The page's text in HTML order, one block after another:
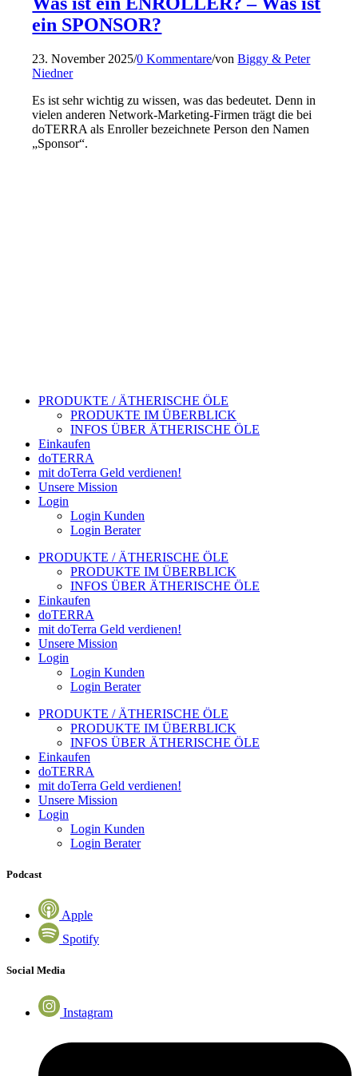
ein SPONSOR?
23. November 2025/0 Kommentare/vonBiggy & Peter
Niedner
Es ist sehr wichtig zu wissen, was das bedeutet. Denn in
vielen anderen Network-Marketing-Firmen trägt die bei
doTERRA als Enroller bezeichnete Person den Namen
„Sponsor“.
PRODUKTE / ÄTHERISCHE ÖLE
PRODUKTE IM ÜBERBLICK
INFOS ÜBER ÄTHERISCHE ÖLE
Einkaufen
doTERRA
mit doTerra Geld verdienen!
Unsere Mission
Login
Login Kunden
Login Berater
PRODUKTE / ÄTHERISCHE ÖLE
PRODUKTE IM ÜBERBLICK
INFOS ÜBER ÄTHERISCHE ÖLE
Einkaufen
doTERRA
mit doTerra Geld verdienen!
Unsere Mission
Login
Login Kunden
Login Berater
PRODUKTE / ÄTHERISCHE ÖLE
PRODUKTE IM ÜBERBLICK
INFOS ÜBER ÄTHERISCHE ÖLE
Einkaufen
doTERRA
mit doTerra Geld verdienen!
Unsere Mission
Login
Login Kunden
Login Berater
Podcast
Apple
Spotify
Social Media
Instagram